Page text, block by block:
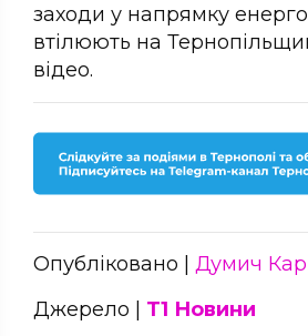
заходи у напрямку
втілюють на
відео.
Опубліковано | Думич
Джерело | Т1 Новини